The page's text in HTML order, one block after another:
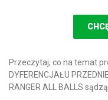
Przeczytaj, co na temat
DYFERENCJAŁU
RANGER ALL BALLS